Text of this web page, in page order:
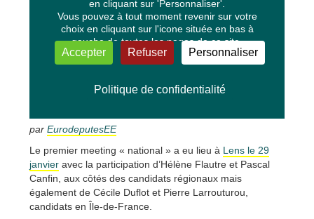
par EurodeputesEE
Le premier meeting « national » a eu lieu à Lens le 29
janvier avec la participation d’Hélène Flautre et Pascal
Canfin, aux côtés des candidats régionaux mais
également de Cécile Duflot et Pierre Larrouturou,
candidats en Île-de-France.